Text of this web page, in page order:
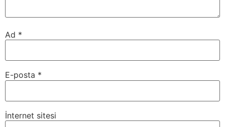
Ad *
E-posta *
İnternet sitesi